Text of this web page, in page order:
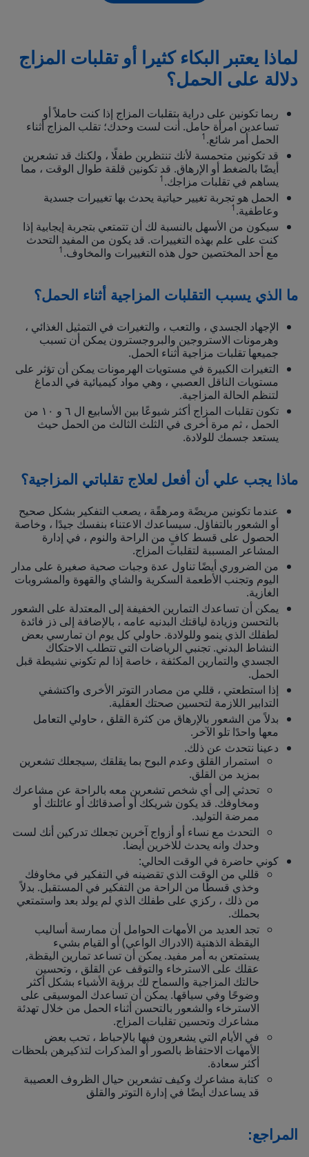
لماذا يعتبر البكاء كثيرا أو تقلبات المزاج
دلالة على الحمل؟
ربما تكونين على دراية بتقلبات المزاج إذا كنت حاملاً أو
تساعدين امرأة حامل. أنت لست وحدك؛ تقلب المزاج أثناء
الحمل أمر شائع. 1
قد تكونين متحمسة لأنك تنتظرين طفلًا ، ولكنك قد تشعرين
أيضًا بالضغط أو الإرهاق. قد تكونين قلقة طوال الوقت ، مما
يساهم في تقلبات مزاجك. 1
الحمل هو تجربة تغيير حياتية يحدث بها تغييرات جسدية
وعاطفية. 1
سيكون من الأسهل بالنسبة لك أن تتمتعي بتجربة إيجابية إذا
كنت على علم بهذه التغييرات. قد يكون من المفيد التحدث
مع أحد المختصين حول هذه التغييرات والمخاوف. 1
ما الذي يسبب التقلبات المزاجية أثناء الحمل؟
الإجهاد الجسدي ، والتعب ، والتغيرات في التمثيل الغذائي ،
وهرمونات الاستروجين والبروجسترون يمكن أن تسبب
جميعها تقلبات مزاجية أثناء الحمل.
التغيرات الكبيرة في مستويات الهرمونات يمكن أن تؤثر على
مستويات الناقل العصبي ، وهي مواد كيميائية في الدماغ
لتنظم الحالة المزاجية.
تكون تقلبات المزاج أكثر شيوعًا بين الأسابيع ال ٦ و ١٠ من
الحمل ، ثم مرة أخرى في الثلث الثالث من الحمل حيث
يستعد جسمك للولادة.
ماذا يجب علي أن أفعل لعلاج تقلباتي المزاجية؟
عندما تكونين مريضًة ومرهقًة ، يصعب التفكير بشكل صحيح
أو الشعور بالتفاؤل. سيساعدك الاعتناء بنفسك جيدًا ، وخاصة
الحصول على قسط كافٍ من الراحة والنوم ، في إدارة
المشاعر المسببة لتقلبات المزاج.
من الضروري أيضًا تناول عدة وجبات صحية صغيرة على مدار
اليوم وتجنب الأطعمة السكرية والشاي والقهوة والمشروبات
الغازية.
يمكن أن تساعدك التمارين الخفيفة إلى المعتدلة على الشعور
بالتحسن وزيادة لياقتك البدنيه عامه ، بالإضافة إلى ذز فائدة
لطفلك الذي ينمو وللولادة. حاولي كل يوم ان تمارسي بعض
النشاط البدني. تجنبي الرياضات التي تتطلب الاحتكاك
الجسدي والتمارين المكثفة ، خاصة إذا لم تكوني نشيطة قبل
الحمل.
إذا استطعتي ، قللي من مصادر التوتر الأخرى واكتشفي
التدابير اللازمة لتحسين صحتك العقلية.
بدلاً من الشعور بالإرهاق من كثرة القلق ، حاولي التعامل
معها واحدًا تلو الآخر.
دعينا نتحدث عن ذلك.
استمرار القلق وعدم البوح بما يقلقك ,سيجعلك تشعرين
بمزيد من القلق.
تحدثي إلى أي شخص تشعرين معه بالراحة عن مشاعرك
ومخاوفك. قد يكون شريكك أو أصدقائك أو عائلتك أو
ممرضة التوليد.
التحدث مع نساء أو أزواج آخرين تجعلك تدركين أنك لست
وحدك وانه يحدث للاخرين أيضا.
كوني حاضرة في الوقت الحالي:
قللي من الوقت الذي تقضينه في التفكير في مخاوفك
وخذي قسطًا من الراحة من التفكير في المستقبل. بدلاً
من ذلك ، ركزي على طفلك الذي لم يولد بعد واستمتعي
بحملك.
تجد العديد من الأمهات الحوامل أن ممارسة أساليب
اليقظة الذهنية (الادراك الواعي) أو القيام بشيء
يستمتعن به أمر مفيد. يمكن أن تساعد تمارين اليقظة,
عقلك على الاسترخاء والتوقف عن القلق ، وتحسين
حالتك المزاجية والسماح لك برؤية الأشياء بشكل أكثر
وضوحًا وفي سياقها. يمكن أن تساعدك الموسيقى على
الاسترخاء والشعور بالتحسن أثناء الحمل من خلال تهدئة
مشاعرك وتحسين تقلبات المزاج.
في الأيام التي يشعرون فيها بالإحباط ، تحب بعض
الأمهات الاحتفاظ بالصور أو المذكرات لتذكيرهن بلحظات
أكثر سعادة.
كتابة مشاعرك وكيف تشعرين حيال الظروف العصيبة
قد يساعدك أيضًا في إدارة التوتر والقلق
المراجع: